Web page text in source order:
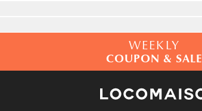
WEEKLY
COUPON & SALE